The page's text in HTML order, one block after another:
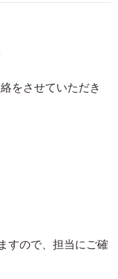
をさせていただき
すので、担当にご確